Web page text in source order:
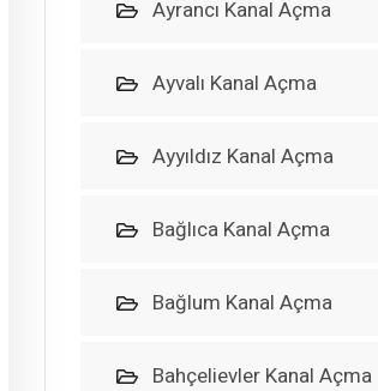
Ayrancı Kanal Açma
Ayvalı Kanal Açma
Ayyıldız Kanal Açma
Bağlıca Kanal Açma
Bağlum Kanal Açma
Bahçelievler Kanal Açma